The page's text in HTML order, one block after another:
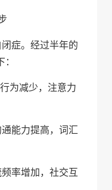
症。经过半年的
为减少，注意力
能力提高，词汇
率增加，社交互